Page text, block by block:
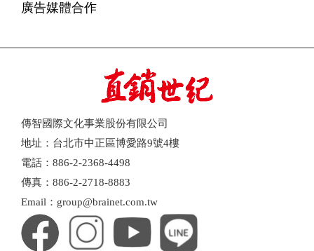
廣告媒體合作
傳智國際文化事業股份有限公司
地址：台北市中正區博愛路9號4樓
電話：886-2-2368-4498
傳真：886-2-2718-8883
Email：group@brainet.com.tw